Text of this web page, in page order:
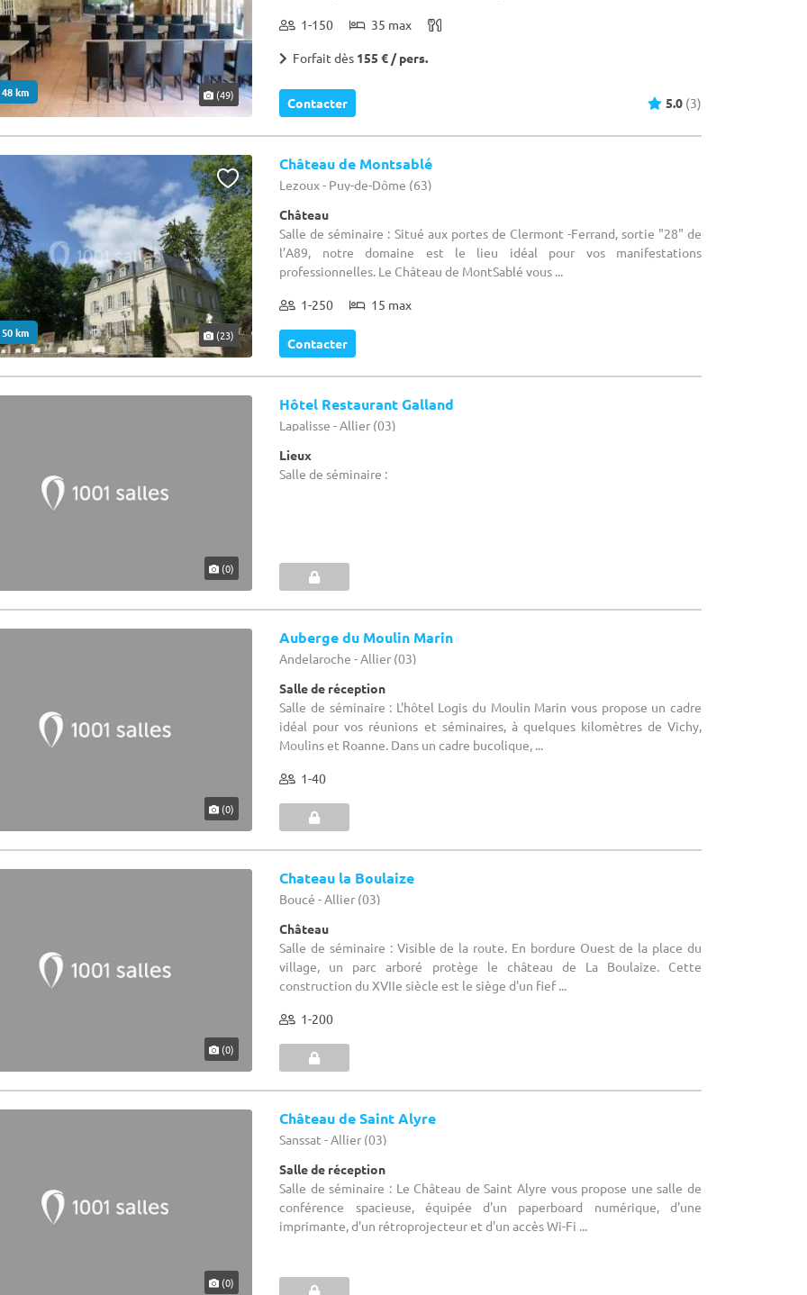
km (49)
1-150 35 max
Forfait dès 155 € / pers.
Contacter 5.0 (3)
km (23)
Château de Montsablé
Lezoux - Puy-de-Dôme (63)
Château
Salle de séminaire : Situé aux portes de Clermont -Ferrand, sortie "28" de
l’A89, notre domaine est le lieu idéal pour vos manifestations
professionnelles. Le Château de MontSablé vous ...
1-250 15 max
Contacter
(0)
Hôtel Restaurant Galland
Lapalisse - Allier (03)
Lieux
Salle de séminaire :
(0)
Auberge du Moulin Marin
Andelaroche - Allier (03)
Salle de réception
Salle de séminaire : L'hôtel Logis du Moulin Marin vous propose un cadre
idéal pour vos réunions et séminaires, à quelques kilomètres de Vichy,
Moulins et Roanne. Dans un cadre bucolique, ...
1-40
(0)
Chateau la Boulaize
Boucé - Allier (03)
Château
Salle de séminaire : Visible de la route. En bordure Ouest de la place du
village, un parc arboré protège le château de La Boulaize. Cette
construction du XVIIe siècle est le siège d'un fief ...
1-200
(0)
Château de Saint Alyre
Sanssat - Allier (03)
Salle de réception
Salle de séminaire : Le Château de Saint Alyre vous propose une salle de
conférence spacieuse, équipée d'un paperboard numérique, d'une
imprimante, d'un rétroprojecteur et d'un accès Wi-Fi ...